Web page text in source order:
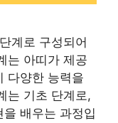
계로 구성되어
는 아띠가 제공
다양한 능력을
는 기초 단계로,
배우는 과정입